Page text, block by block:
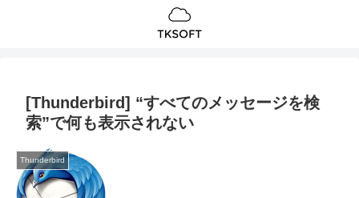
[Thunderbird] “すべてのメッセージを検
索”で何も表示されない
Thunderbird